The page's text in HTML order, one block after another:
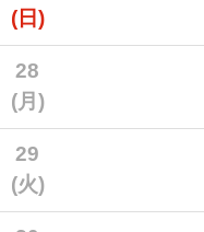
(日)
28
(月)
29
(火)